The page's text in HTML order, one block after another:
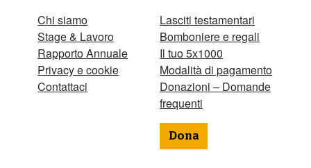
Chi siamo
Stage & Lavoro
Rapporto Annuale
Privacy e cookie
Contattaci
Lasciti testamentari
Bomboniere e regali
Il tuo 5x1000
Modalità di pagamento
Donazioni – Domande
frequenti
Dona